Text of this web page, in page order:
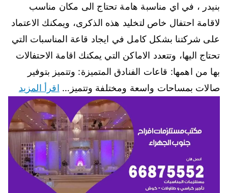
بنيدر ، في اي مناسبة هامة تحتاج الى مكان مناسب
لاقامة احتفال خاص لتخليد هذه الذكرى، ويمكنك الاعتماد
على شركتنا بشكل كامل في ايجاد قاعة المناسبات التي
تحتاج اليها، وتتعدد الاماكن التي يمكنك اقامة الاحتفالات
بها من اهمها: قاعات الفنادق المتميزة: وتتميز بتوفير
صالات بمساحات واسعة ومختلفة وتتميز… اقرأ المزيد